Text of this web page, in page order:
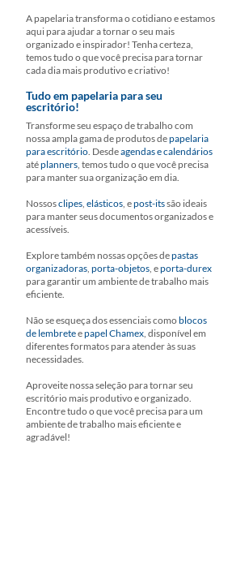
A papelaria transforma o cotidiano e estamos
aqui para ajudar a tornar o seu mais
organizado e inspirador! Tenha certeza,
temos tudo o que você precisa para tornar
cada dia mais produtivo e criativo!
Tudo em papelaria para seu
escritório!
Transforme seu espaço de trabalho com
nossa ampla gama de produtos depapelaria
para escritório. Desdeagendas e calendários
atéplanners, temos tudo o que você precisa
para manter sua organização em dia.
Nossosclipes, elásticos, epost-itssão ideais
para manter seus documentos organizados e
acessíveis.
Explore também nossas opções depastas
organizadoras, porta-objetos, eporta-durex
para garantir um ambiente de trabalho mais
eficiente.
Não se esqueça dos essenciais comoblocos
de lembreteepapel Chamex, disponível em
diferentes formatos para atender às suas
necessidades.
Aproveite nossa seleção para tornar seu
escritório mais produtivo e organizado.
Encontre tudo o que você precisa para um
ambiente de trabalho mais eficiente e
agradável!